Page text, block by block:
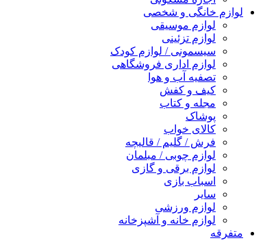
لوازم خانگی و شخصی
لوازم موسیقی
لوازم تزئینی
سیسمونی / لوازم کودک
لوازم اداری فروشگاهی
تصفیه آب و هوا
کیف و کفش
مجله و کتاب
پوشاک
کالای خواب
فرش / گلیم / قالیچه
لوازم چوبی / مبلمان
لوازم برقی و گازی
اسباب بازی
سایر
لوازم ورزشی
لوازم خانه و آشپزخانه
متفرقه